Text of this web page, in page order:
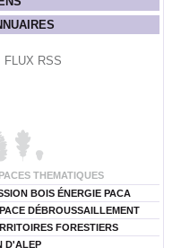
FLUX RSS
THEMATIQUES
BOIS ÉNERGIE PACA
DÉBROUSSAILLEMENT
FORESTIERS
D'ALEP